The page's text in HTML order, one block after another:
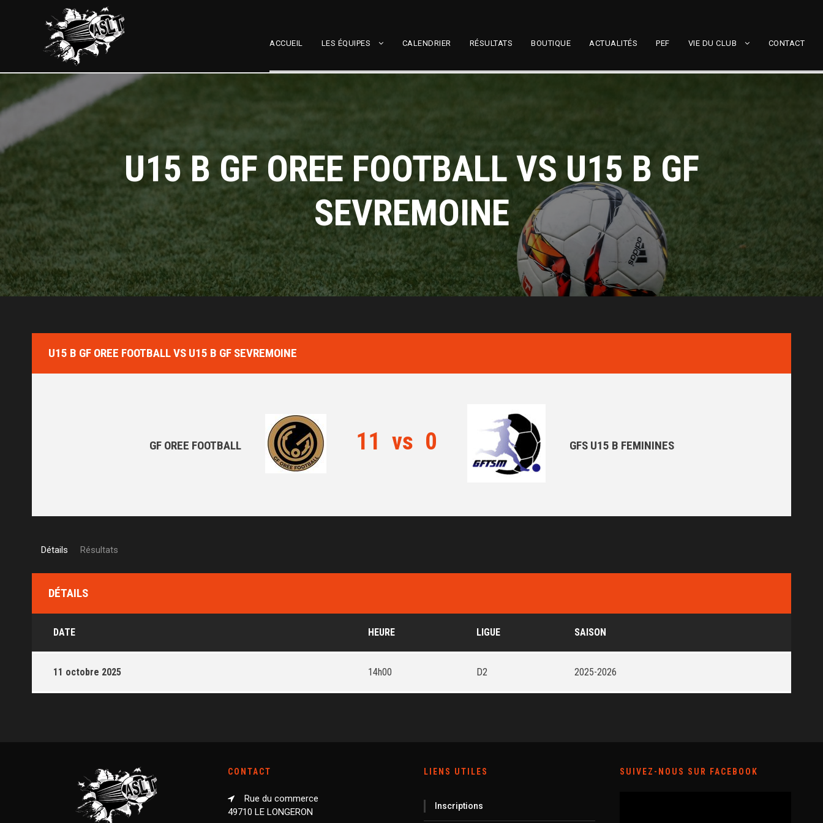
ACCUEIL LES ÉQUIPES CALENDRIER RÉSULTATS BOUTIQUE ACTUALITÉS PEF VIE DU CLUB CONTACT
U15 B GF OREE FOOTBALL VS U15 B GF
SEVREMOINE
U15 B GF OREE FOOTBALL VS U15 B GF SEVREMOINE
GF OREE FOOTBALL 11 vs 0 GFS U15 B FEMININES
Détails Résultats
DÉTAILS
DATE HEURE LIGUE SAISON
11 octobre 2025 14h00 D2 2025-2026
CONTACT
Rue du commerce
49710 LE LONGERON
LIENS UTILES
Inscriptions
SUIVEZ-NOUS SUR FACEBOOK